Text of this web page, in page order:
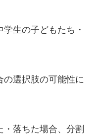
生の子どもたち・
の選択肢の可能性に
落ちた場合、分割